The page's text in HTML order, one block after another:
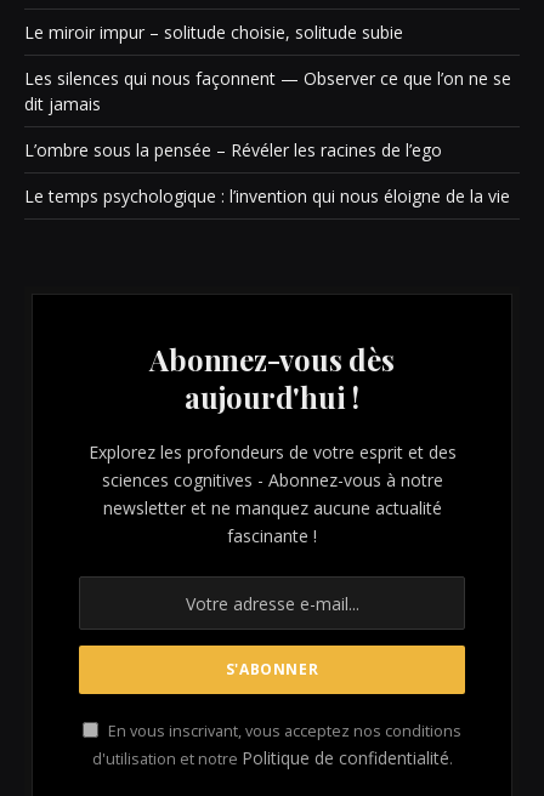
Le miroir impur – solitude choisie, solitude subie
Les silences qui nous façonnent — Observer ce que l’on ne se
dit jamais
L’ombre sous la pensée – Révéler les racines de l’ego
Le temps psychologique : l’invention qui nous éloigne de la vie
Abonnez-vous dès
aujourd'hui !
Explorez les profondeurs de votre esprit et des
sciences cognitives - Abonnez-vous à notre
newsletter et ne manquez aucune actualité
fascinante !
En vous inscrivant, vous acceptez nos conditions
d'utilisation et notre Politique de confidentialité.